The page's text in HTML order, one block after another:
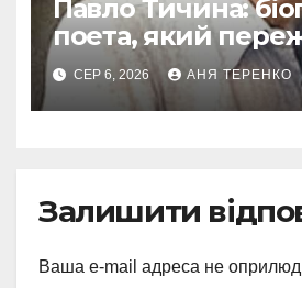
Павло Тичина:
поета, який
СЕР 6, 2026 АНЯ ТЕРЕНКО
Залишити
Ваша e-mail адреса не